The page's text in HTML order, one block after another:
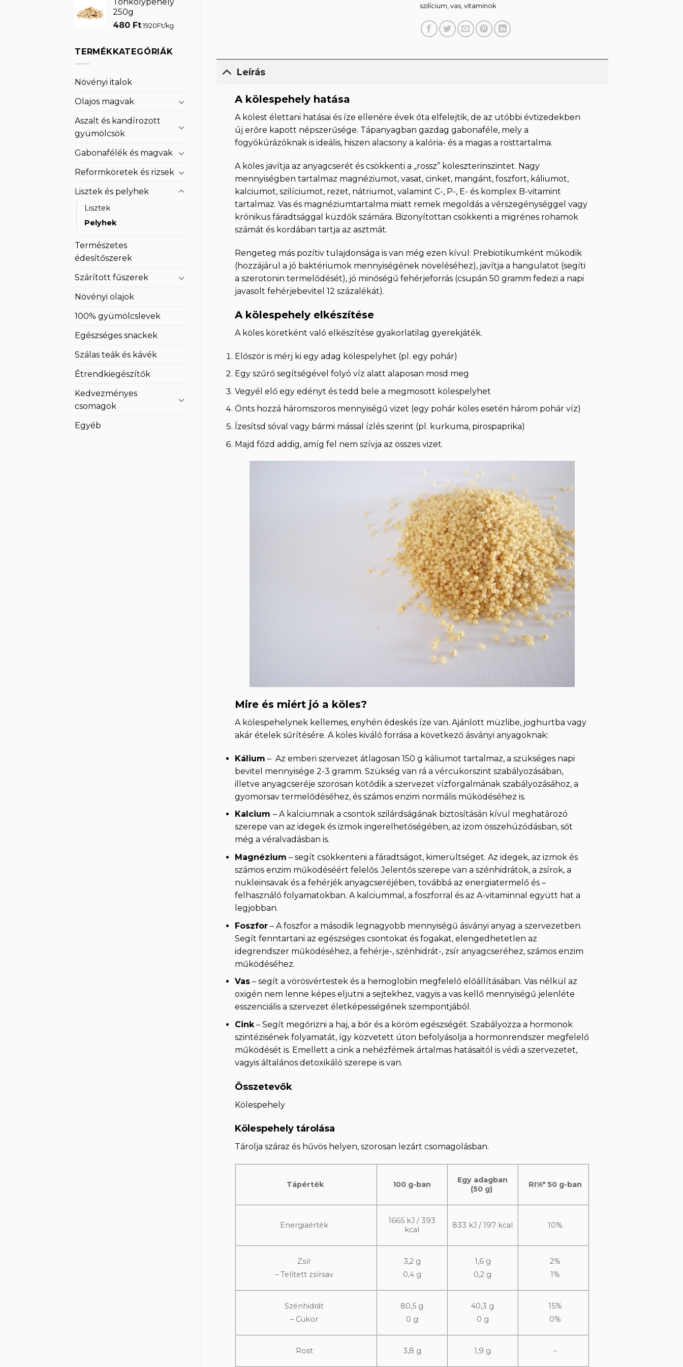
250g
480 Ft 1920Ft/kg
TERMÉKKATEGÓRIÁK
Növényi italok
Olajos magvak
Aszalt és kandírozott
gyümölcsök
Gabonafélék és magvak
Reformköretek és rizsek
Lisztek és pelyhek
Lisztek
Pelyhek
Természetes
édesítőszerek
Szárított fűszerek
Növényi olajok
100% gyümölcslevek
Egészséges snackek
Szálas teák és kávék
Étrendkiegészítők
Kedvezményes
csomagok
Egyéb
szilícium,vas,vitaminok
Leírás
A kölespehely hatása
A kölest élettani hatásai és íze ellenére évek óta elfelejtik, de az utóbbi évtizedekben
új erőre kapott népszerűsége. Tápanyagban gazdag gabonaféle, mely a
fogyókúrázóknak is ideális, hiszen alacsony a kalória- és a magas a rosttartalma.
A köles javítja az anyagcserét és csökkenti a „rossz” koleszterinszintet. Nagy
mennyiségben tartalmaz magnéziumot, vasat, cinket, mangánt, foszfort, káliumot,
kalciumot, szilíciumot, rezet, nátriumot, valamint C-, P-, E- és komplex B-vitamint
tartalmaz. Vas és magnéziumtartalma miatt remek megoldás a vérszegénységgel vagy
krónikus fáradtsággal küzdők számára. Bizonyítottan csökkenti a migrénes rohamok
számát és kordában tartja az asztmát.
Rengeteg más pozítiv tulajdonsága is van még ezen kívül: Prebiotikumként működik
(hozzájárul a jó baktériumok mennyiségének növeléséhez), javítja a hangulatot (segíti
a szerotonin termelődését), jó minőségű fehérjeforrás (csupán 50 gramm fedezi a napi
javasolt fehérjebevitel 12 százalékát).
A kölespehely elkészítése
A köles köretként való elkészítése gyakorlatilag gyerekjáték.
Először is mérj ki egy adag kölespelyhet (pl. egy pohár)
Egy szűrő segítségével folyó víz alatt alaposan mosd meg
Vegyél elő egy edényt és tedd bele a megmosott kölespelyhet
Önts hozzá háromszoros mennyiségű vizet (egy pohár köles esetén három pohár víz)
Ízesítsd sóval vagy bármi mással ízlés szerint (pl. kurkuma, pirospaprika)
Majd főzd addig, amíg fel nem szívja az összes vizet.
Mire és miért jó a köles?
A kölespehelynek kellemes, enyhén édeskés íze van. Ajánlott müzlibe, joghurtba vagy
akár ételek sűrítésére. A köles kiváló forrása a következő ásványi anyagoknak:
Kálium – Az emberi szervezet átlagosan 150 g káliumot tartalmaz, a szükséges napi
bevitel mennyisége 2-3 gramm. Szükség van rá a vércukorszint szabályozásában,
illetve anyagcseréje szorosan kötődik a szervezet vízforgalmának szabályozásához, a
gyomorsav termelődéséhez, és számos enzim normális működéséhez is.
Kalcium– A kalciumnak a csontok szilárdságának biztosításán kívül meghatározó
szerepe van az idegek és izmok ingerelhetőségében, az izom összehúzódásban, sőt
még a véralvadásban is.
Magnézium – segít csökkenteni a fáradtságot, kimerültséget. Az idegek, az izmok és
számos enzim működéséért felelős. Jelentős szerepe van a szénhidrátok, a zsírok, a
nukleinsavak és a fehérjék anyagcseréjében, továbbá az energiatermelő és –
felhasználó folyamatokban. A kalciummal, a foszforral és az A-vitaminnal együtt hat a
legjobban.
Foszfor – A foszfor a második legnagyobb mennyiségű ásványi anyag a szervezetben.
Segít fenntartani az egészséges csontokat és fogakat, elengedhetetlen az
idegrendszer működéséhez, a fehérje-, szénhidrát-, zsír anyagcseréhez, számos enzim
működéséhez.
Vas – segít a vörösvértestek és a hemoglobin megfelelő előállításában. Vas nélkül az
oxigén nem lenne képes eljutni a sejtekhez, vagyis a vas kellő mennyiségű jelenléte
esszenciális a szervezet életképességének szempontjából.
Cink– Segít megőrizni a haj, a bőr és a köröm egészségét. Szabályozza a hormonok
szintézisének folyamatát, így közvetett úton befolyásolja a hormonrendszer megfelelő
működését is. Emellett a cink a nehézfémek ártalmas hatásaitól is védi a szervezetet,
vagyis általános detoxikáló szerepe is van.
Összetevők
Kölespehely
Kölespehely tárolása
Tárolja száraz és hűvös helyen, szorosan lezárt csomagolásban.
Tápérték 100 g-ban
Egy adagban
(50 g) RI%* 50 g-ban
Energiaérték
1665 kJ / 393
kcal
833 kJ / 197 kcal 10%
Zsír
– Telített zsírsav
3,2 g
0,4 g
1,6 g
0,2 g
2%
1%
Szénhidrát
– Cukor
80,5 g
0 g
40,3 g
0 g
15%
0%
Rost 3,8 g 1,9 g –